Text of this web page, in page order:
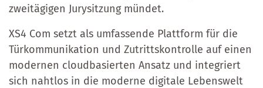
zweitägigen Jurysitzung mündet.
XS4 Com setzt als umfassende Plattform für die
Türkommunikation und Zutrittskontrolle auf einen
modernen cloudbasierten Ansatz und integriert
sich nahtlos in die moderne digitale Lebenswelt